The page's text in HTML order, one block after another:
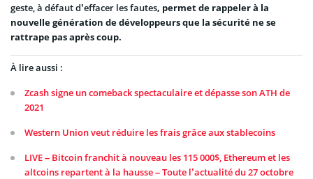
geste, à défaut d’effacer les fautes, permet de rappeler à la
nouvelle génération de développeurs que la sécurité ne se
rattrape pas après coup.
À lire aussi :
Zcash signe un comeback spectaculaire et dépasse son ATH de
2021
Western Union veut réduire les frais grâce aux stablecoins
LIVE – Bitcoin franchit à nouveau les 115 000$, Ethereum et les
altcoins repartent à la hausse – Toute l’actualité du 27 octobre